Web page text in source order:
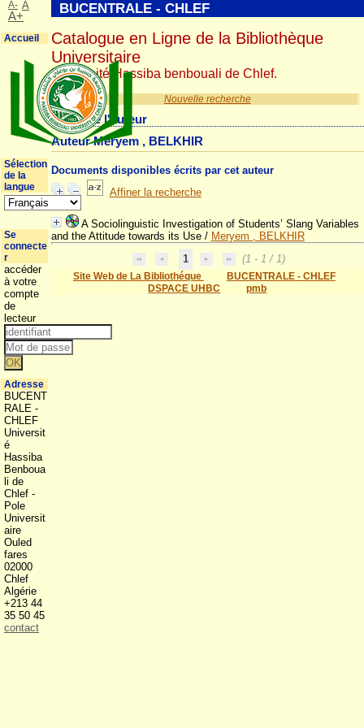
Nouvelle recherche
Détail de l'auteur
Auteur Meryem , BELKHIR
Documents disponibles écrits par cet auteur
Affiner la recherche
A Sociolinguistic Investigation of Students’ Slang Variables
and the Attitude towards its Use/ Meryem , BELKHIR
1
(1 - 1 / 1)
Site Web de La Bibliothéque
BUCENTRALE - CHLEF
DSPACE UHBC
pmb
BUCENTRALE - CHLEF
Catalogue en Ligne de la Bibliothèque
Universitaire
Université Hassiba benbouali de Chlef.
A- A
A+
Accueil
Sélection
de la
langue
Se
connecte
r
accéder
à votre
compte
de
lecteur
Adresse
BUCENT
RALE -
CHLEF
Universit
é
Hassiba
Benboua
li de
Chlef -
Pole
Universit
aire
Ouled
fares
02000
Chlef
Algérie
+213 44
35 50 45
contact